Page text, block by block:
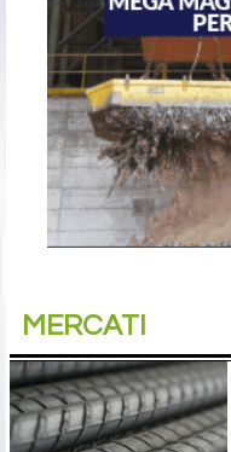
MERCATI